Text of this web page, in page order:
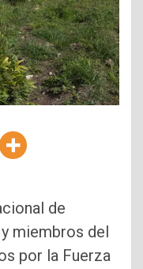
de
miembros del
por la Fuerza